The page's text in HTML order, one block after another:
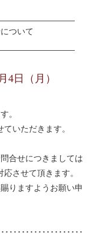
ついて
4日（月）
。
いただきます。
合せにつきましては
させて頂きます。
りますようお願い申
･･･････････････････